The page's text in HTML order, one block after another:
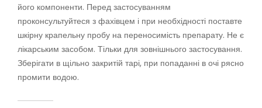
його компоненти. Перед застосуванням
проконсультуйтеся з фахівцем і при необхідності поставте
шкірну крапельну пробу на переносимість препарату. Не є
лікарським засобом. Тільки для зовнішнього застосування.
Зберігати в щільно закритій тарі, при попаданні в очі рясно
промити водою.